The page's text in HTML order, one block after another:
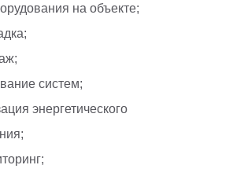
на объекте;
систем;
энергетического